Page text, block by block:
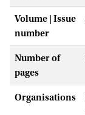
Volume | Issue
number
Number of
pages
Organisations